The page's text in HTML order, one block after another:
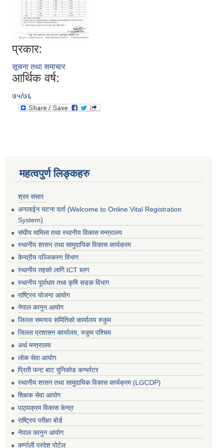
प्रकार:
सूचना तथा समाचार
आर्थिक वर्ष:
७५/७६
महत्वपुर्ण लिङ्कहरु
श्रम संसार
अनलाईन घटना दर्ता (Welcome to Online Vital Registration
System)
संघीय मामिला तथा स्थानीय विकास मन्त्रालय
स्थानीय शासन तथा सामुदायिक विकास कार्यक्रम
केन्द्रीय पञ्जिकरण विभाग
स्थानीय तहको लागि ICT ब्लग
स्थानीय पूर्वाधार तथा कृषि सडक विभाग
राष्ट्रिय योजना आयोग
नेपाल कानुन आयोग
जिल्ला समन्वय समितिको कार्यालय रुकुम
जिल्ला प्रशासन कार्यालय, रुकुम पश्चिम
अर्थ मन्त्रालय
लोक सेवा आयोग
प्रिती फन्ट बाट युनिकोड कन्भर्रटर
स्थानीय शासन तथा सामुदायिक विकास कार्यक्रम (LGCDP)
शिक्षक सेवा आयोग
पाठ्यक्रम विकास केन्द्र
राष्ट्रिय परीक्षा बोर्ड
नेपाल कानुन आयोग
कर्णाली प्रदेश पोर्टल